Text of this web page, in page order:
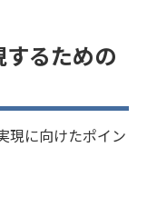
るための
現に向けたポイン